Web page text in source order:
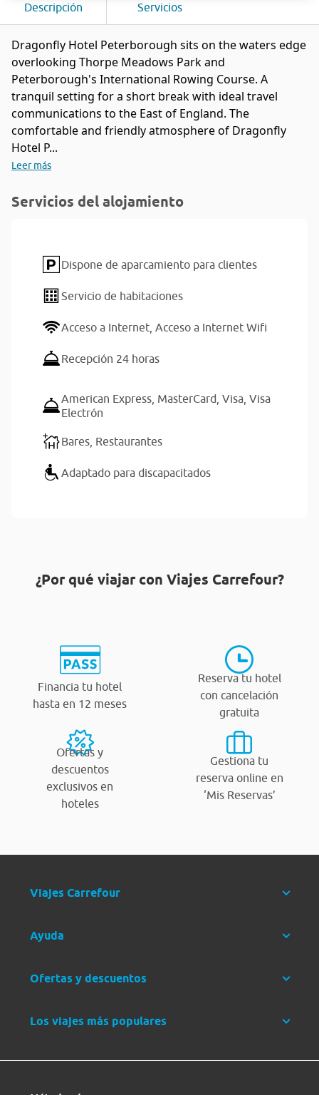
Descripción Servicios
Dragonfly Hotel Peterborough sits on the waters edge
overlooking Thorpe Meadows Park and
Peterborough's International Rowing Course. A
tranquil setting for a short break with ideal travel
communications to the East of England. The
comfortable and friendly atmosphere of Dragonfly
Hotel P...
Leer más
Servicios del alojamiento
Dispone de aparcamiento para clientes
Servicio de habitaciones
Acceso a Internet, Acceso a Internet Wifi
Recepción 24 horas
American Express, MasterCard, Visa, Visa
Electrón
Bares, Restaurantes
Adaptado para discapacitados
¿Por qué viajar con Viajes Carrefour?
Financia tu hotel
hasta en 12 meses
Reserva tu hotel
con cancelación
gratuita
Ofertas y
descuentos
exclusivos en
hoteles
Gestiona tu
reserva online en
‘Mis Reservas’
Viajes Carrefour
Ayuda
Ofertas y descuentos
Los viajes más populares